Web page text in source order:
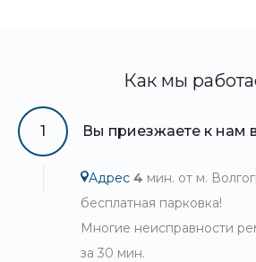
Как мы
1 Вы приезжаете к нам
Адрес 4 мин. от м.
бесплатная парковка!
Многие неисправности
за 30 мин.